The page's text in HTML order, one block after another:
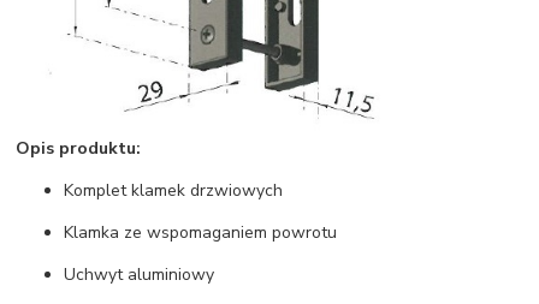
Opis produktu:
Komplet klamek drzwiowych
Klamka ze wspomaganiem powrotu
Uchwyt aluminiowy